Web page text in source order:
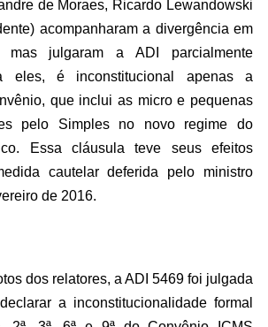
de Moraes, Ricardo Lewandowski
acompanharam a divergência em
julgaram a ADI parcialmente
eles, é inconstitucional apenas a
que inclui as micro e pequenas
pelo Simples no novo regime do
Essa cláusula teve seus efeitos
cautelar deferida pelo ministro
de 2016.
dos relatores, a ADI 5469 foi julgada
a inconstitucionalidade formal